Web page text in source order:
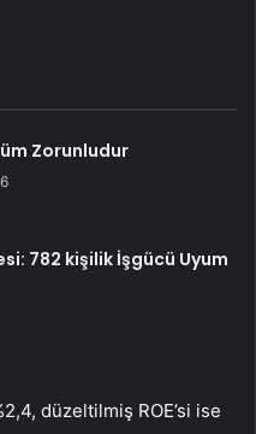
Zorunludur
782 kişilik İşgücü Uyum
düzeltilmiş ROE’si ise